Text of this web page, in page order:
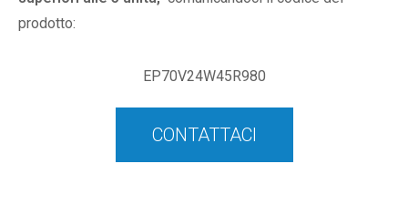
prodotto:
EP70V24W45R980
CONTATTACI